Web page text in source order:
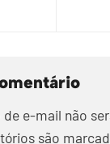
de e-mail não
são